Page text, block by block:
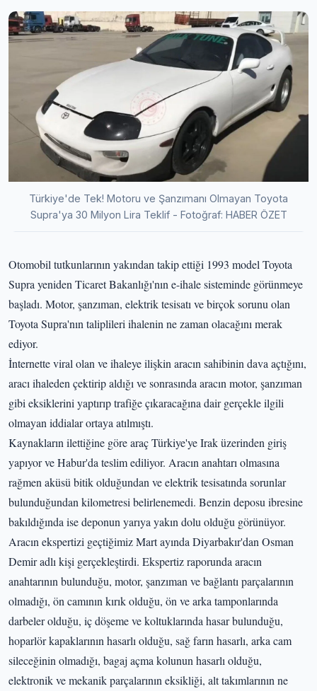
Türkiye'de Tek! Motoru ve Şanzımanı Olmayan Toyota
Supra'ya 30 Milyon Lira Teklif - Fotoğraf: HABER ÖZET
Otomobil tutkunlarının yakından takip ettiği 1993 model Toyota
Supra yeniden Ticaret Bakanlığı'nın e-ihale sisteminde görünmeye
başladı. Motor, şanzıman, elektrik tesisatı ve birçok sorunu olan
Toyota Supra'nın taliplileri ihalenin ne zaman olacağını merak
ediyor.
İnternette viral olan ve ihaleye ilişkin aracın sahibinin dava açtığını,
aracı ihaleden çektirip aldığı ve sonrasında aracın motor, şanzıman
gibi eksiklerini yaptırıp trafiğe çıkaracağına dair gerçekle ilgili
olmayan iddialar ortaya atılmıştı.
Kaynakların ilettiğine göre araç Türkiye'ye Irak üzerinden giriş
yapıyor ve Habur'da teslim ediliyor. Aracın anahtarı olmasına
rağmen aküsü bitik olduğundan ve elektrik tesisatında sorunlar
bulunduğundan kilometresi belirlenemedi. Benzin deposu ibresine
bakıldığında ise deponun yarıya yakın dolu olduğu görünüyor.
Aracın ekspertizi geçtiğimiz Mart ayında Diyarbakır'dan Osman
Demir adlı kişi gerçekleştirdi. Ekspertiz raporunda aracın
anahtarının bulunduğu, motor, şanzıman ve bağlantı parçalarının
olmadığı, ön camının kırık olduğu, ön ve arka tamponlarında
darbeler olduğu, iç döşeme ve koltuklarında hasar bulunduğu,
hoparlör kapaklarının hasarlı olduğu, sağ farın hasarlı, arka cam
sileceğinin olmadığı, bagaj açma kolunun hasarlı olduğu,
elektronik ve mekanik parçalarının eksikliği, alt takımlarının ne